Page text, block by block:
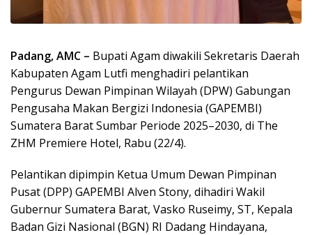
Padang, AMC – Bupati Agam diwakili Sekretaris Daerah
Kabupaten Agam Lutfi menghadiri pelantikan
Pengurus Dewan Pimpinan Wilayah (DPW) Gabungan
Pengusaha Makan Bergizi Indonesia (GAPEMBI)
Sumatera Barat Sumbar Periode 2025–2030, di The
ZHM Premiere Hotel, Rabu (22/4).
Pelantikan dipimpin Ketua Umum Dewan Pimpinan
Pusat (DPP) GAPEMBI Alven Stony, dihadiri Wakil
Gubernur Sumatera Barat, Vasko Ruseimy, ST, Kepala
Badan Gizi Nasional (BGN) RI Dadang Hindayana,